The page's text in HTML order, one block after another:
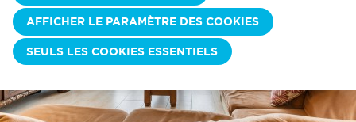
Blankenberge:
AFFICHER LE PARAMÈTRE DES COOKIES
SEULS LES COOKIES ESSENTIELS